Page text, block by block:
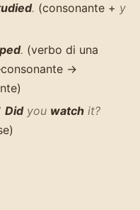
. (consonante + y
. (verbo di una
→
Didyou watch it?